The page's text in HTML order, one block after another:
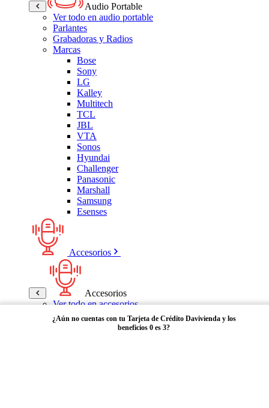
Audio Portable
Ver todo en audio portable
Parlantes
Grabadoras y Radios
Marcas
Bose
Sony
LG
Kalley
Multitech
TCL
JBL
VTA
Sonos
Hyundai
Challenger
Panasonic
Marshall
Samsung
Esenses
Accesorios
Accesorios
Ver todo en accesorios
Micrófonos
Bases
¿Aún no cuentas con tu Tarjeta de Crédito Davivienda y los
beneficios 0 es 3?